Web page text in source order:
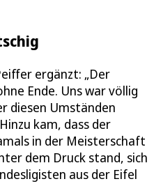
ergänzt: „Der
Ende. Uns war völlig
diesen Umständen
kam, dass der
in der Meisterschaft
dem Druck stand, sich
aus der Eifel